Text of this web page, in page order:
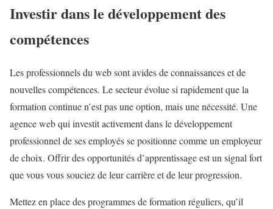
Investir dans le développement des
compétences
Les professionnels du web sont avides de connaissances et de
nouvelles compétences. Le secteur évolue si rapidement que la
formation continue n’est pas une option, mais une nécessité. Une
agence web qui investit activement dans le développement
professionnel de ses employés se positionne comme un employeur
de choix. Offrir des opportunités d’apprentissage est un signal fort
que vous vous souciez de leur carrière et de leur progression.
Mettez en place des programmes de formation réguliers, qu’il